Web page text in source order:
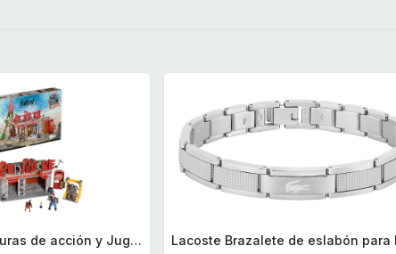
Mega Fallout Figuras de acción y Juguetes de construcción, Parada de Camiones Red Rocket con 824 Piezas, 2 Personajes articulados y Accesorios, para coleccionistas, HXT00